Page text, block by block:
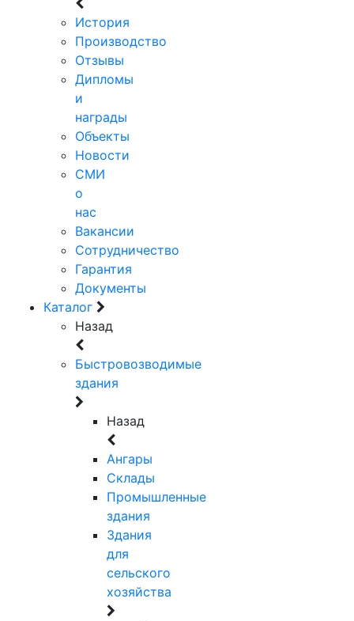
История
Производство
Отзывы
Дипломы
и
награды
Объекты
Новости
СМИ
о
нас
Вакансии
Сотрудничество
Гарантия
Документы
Каталог
Назад
Быстровозводимые
здания
Назад
Ангары
Склады
Промышленные
здания
Здания
для
сельского
хозяйства